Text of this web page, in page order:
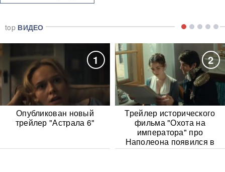
top ВИДЕО
1
Опубликован новый
трейлер "Астрала 6"
2
Трейлер исторического
фильма "Охота на
императора" про
Наполеона появился в
Сети